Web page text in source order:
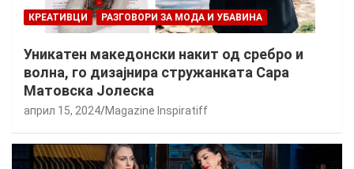
КРЕАТИВЦИ РАЗГОВОРИ ЗА МОДА И УБАВИНА
Уникатен македонски накит од сребро и
волна, го дизајнира стружанката Сара
Матовска Јолеска
април 15, 2024 Magazine Inspiratiff